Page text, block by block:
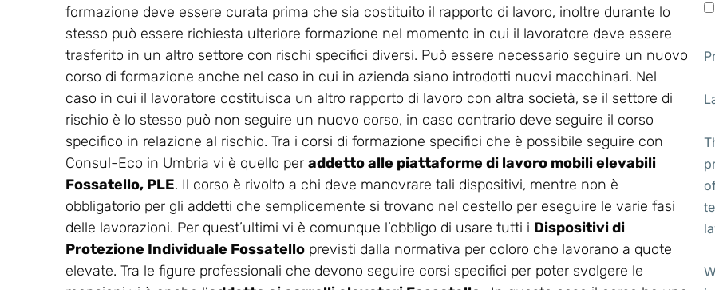
formazione deve essere curata prima che sia costituito il rapporto di lavoro, inoltre durante lo
stesso può essere richiesta ulteriore formazione nel momento in cui il lavoratore deve essere
trasferito in un altro settore con rischi specifici diversi. Può essere necessario seguire un nuovo
corso di formazione anche nel caso in cui in azienda siano introdotti nuovi macchinari. Nel
caso in cui il lavoratore costituisca un altro rapporto di lavoro con altra società, se il settore di
rischio è lo stesso può non seguire un nuovo corso, in caso contrario deve seguire il corso
specifico in relazione al rischio. Tra i corsi di formazione specifici che è possibile seguire con
Consul-Eco in Umbria vi è quello per addetto alle piattaforme di lavoro mobili elevabili
Fossatello, PLE. Il corso è rivolto a chi deve manovrare tali dispositivi, mentre non è
obbligatorio per gli addetti che semplicemente si trovano nel cestello per eseguire le varie fasi
delle lavorazioni. Per quest’ultimi vi è comunque l’obbligo di usare tutti i Dispositivi di
Protezione Individuale Fossatello previsti dalla normativa per coloro che lavorano a quote
elevate. Tra le figure professionali che devono seguire corsi specifici per poter svolgere le